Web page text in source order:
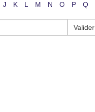
J K L M N O P Q
Valider